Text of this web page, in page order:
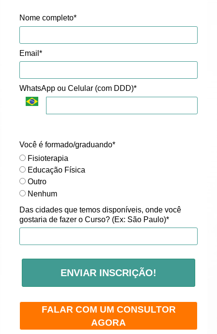
Nome completo*
Email*
WhatsApp ou Celular (com DDD)*
Você é formado/graduando*
Fisioterapia
Educação Física
Outro
Nenhum
Das cidades que temos disponíveis, onde você
gostaria de fazer o Curso? (Ex: São Paulo)*
ENVIAR INSCRIÇÃO!
FALAR COM UM CONSULTOR
AGORA